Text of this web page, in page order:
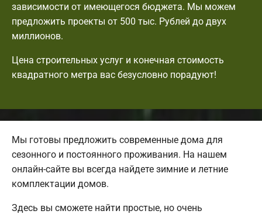
зависимости от имеющегося бюджета. Мы можем
предложить проекты от 500 тыс. Рублей до двух
миллионов.
Цена строительных услуг и конечная стоимость
квадратного метра вас безусловно порадуют!
Мы готовы предложить современные дома для
сезонного и постоянного проживания. На нашем
онлайн-сайте вы всегда найдете зимние и летние
комплектации домов.
Здесь вы сможете найти простые, но очень